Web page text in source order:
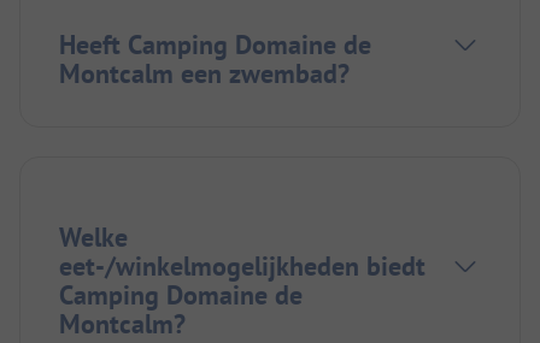
Heeft Camping Domaine de
Montcalm een zwembad?
Welke
eet-/winkelmogelijkheden biedt
Camping Domaine de
Montcalm?